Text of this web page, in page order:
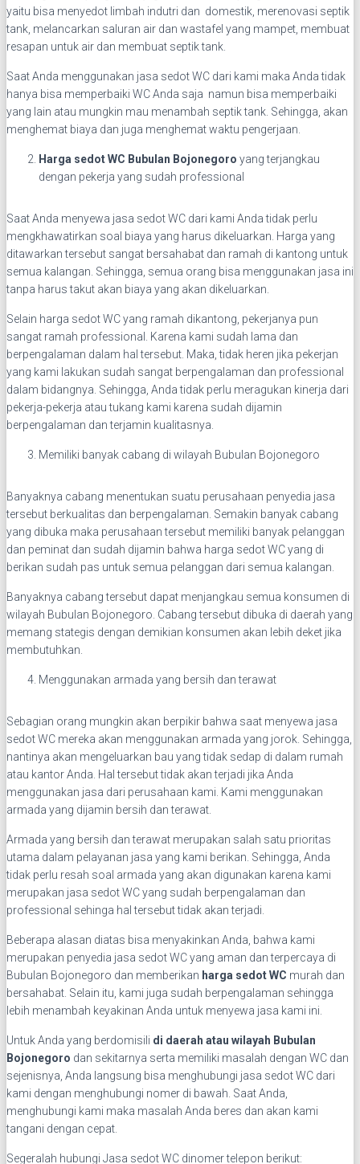
yaitu bisa menyedot limbah indutri dan domestik, merenovasi septik
tank, melancarkan saluran air dan wastafel yang mampet, membuat
resapan untuk air dan membuat septik tank.
Saat Anda menggunakan jasa sedot WC dari kami maka Anda tidak
hanya bisa memperbaiki WC Anda saja namun bisa memperbaiki
yang lain atau mungkin mau menambah septik tank. Sehingga, akan
menghemat biaya dan juga menghemat waktu pengerjaan.
Harga sedot WC Bubulan Bojonegoro yang terjangkau
dengan pekerja yang sudah professional
Saat Anda menyewa jasa sedot WC dari kami Anda tidak perlu
mengkhawatirkan soal biaya yang harus dikeluarkan. Harga yang
ditawarkan tersebut sangat bersahabat dan ramah di kantong untuk
semua kalangan. Sehingga, semua orang bisa menggunakan jasa ini
tanpa harus takut akan biaya yang akan dikeluarkan.
Selain harga sedot WC yang ramah dikantong, pekerjanya pun
sangat ramah professional. Karena kami sudah lama dan
berpengalaman dalam hal tersebut. Maka, tidak heren jika pekerjan
yang kami lakukan sudah sangat berpengalaman dan professional
dalam bidangnya. Sehingga, Anda tidak perlu meragukan kinerja dari
pekerja-pekerja atau tukang kami karena sudah dijamin
berpengalaman dan terjamin kualitasnya.
Memiliki banyak cabang di wilayah Bubulan Bojonegoro
Banyaknya cabang menentukan suatu perusahaan penyedia jasa
tersebut berkualitas dan berpengalaman. Semakin banyak cabang
yang dibuka maka perusahaan tersebut memiliki banyak pelanggan
dan peminat dan sudah dijamin bahwa harga sedot WC yang di
berikan sudah pas untuk semua pelanggan dari semua kalangan.
Banyaknya cabang tersebut dapat menjangkau semua konsumen di
wilayah Bubulan Bojonegoro. Cabang tersebut dibuka di daerah yang
memang stategis dengan demikian konsumen akan lebih deket jika
membutuhkan.
Menggunakan armada yang bersih dan terawat
Sebagian orang mungkin akan berpikir bahwa saat menyewa jasa
sedot WC mereka akan menggunakan armada yang jorok. Sehingga,
nantinya akan mengeluarkan bau yang tidak sedap di dalam rumah
atau kantor Anda. Hal tersebut tidak akan terjadi jika Anda
menggunakan jasa dari perusahaan kami. Kami menggunakan
armada yang dijamin bersih dan terawat.
Armada yang bersih dan terawat merupakan salah satu prioritas
utama dalam pelayanan jasa yang kami berikan. Sehingga, Anda
tidak perlu resah soal armada yang akan digunakan karena kami
merupakan jasa sedot WC yang sudah berpengalaman dan
professional sehinga hal tersebut tidak akan terjadi.
Beberapa alasan diatas bisa menyakinkan Anda, bahwa kami
merupakan penyedia jasa sedot WC yang aman dan terpercaya di
Bubulan Bojonegoro dan memberikan harga sedot WC murah dan
bersahabat. Selain itu, kami juga sudah berpengalaman sehingga
lebih menambah keyakinan Anda untuk menyewa jasa kami ini.
Untuk Anda yang berdomisili di daerah atau wilayah Bubulan
Bojonegoro dan sekitarnya serta memiliki masalah dengan WC dan
sejenisnya, Anda langsung bisa menghubungi jasa sedot WC dari
kami dengan menghubungi nomer di bawah. Saat Anda,
menghubungi kami maka masalah Anda beres dan akan kami
tangani dengan cepat.
Segeralah hubungi Jasa sedot WC dinomer telepon berikut: